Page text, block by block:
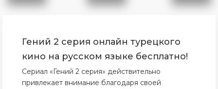
Гений 2 серия онлайн турецкого
кино на русском языке бесплатно!
Сериал «Гений 2 серия» действительно
привлекает внимание благодаря своей